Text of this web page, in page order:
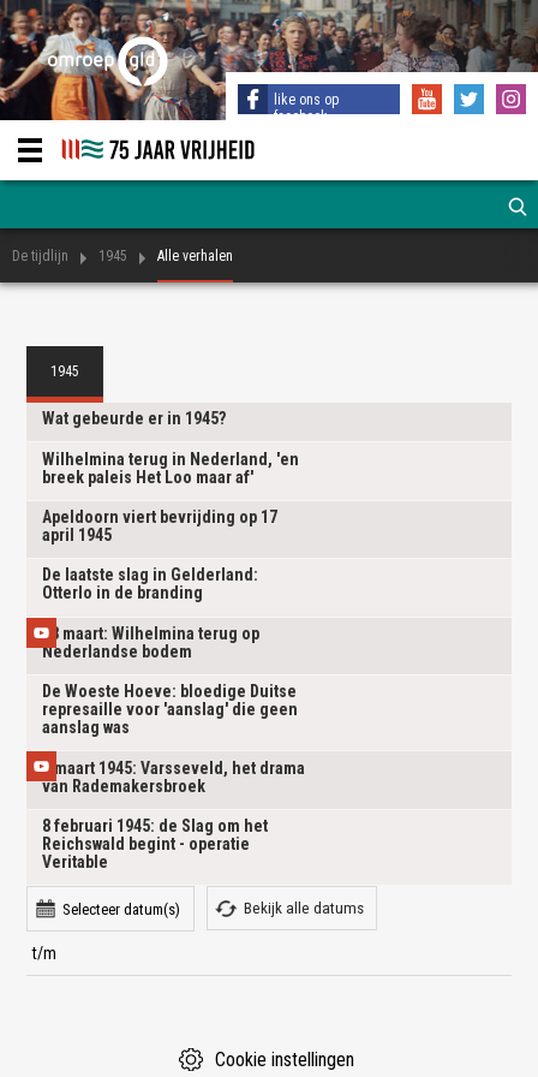
like ons op
facebook
De tijdlijn 1945 Alle verhalen
1945
Wat gebeurde er in 1945?
Wilhelmina terug in Nederland, 'en
breek paleis Het Loo maar af'
Apeldoorn viert bevrijding op 17
april 1945
De laatste slag in Gelderland:
Otterlo in de branding
13 maart: Wilhelmina terug op
Nederlandse bodem
De Woeste Hoeve: bloedige Duitse
represaille voor 'aanslag' die geen
aanslag was
2 maart 1945: Varsseveld, het drama
van Rademakersbroek
8 februari 1945: de Slag om het
Reichswald begint - operatie
Veritable
Selecteer datum(s) Bekijk alle datums
Cookie instellingen